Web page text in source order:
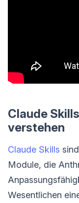
Claude
verstehen
Claude Skills
Module, die
Wesentlichen